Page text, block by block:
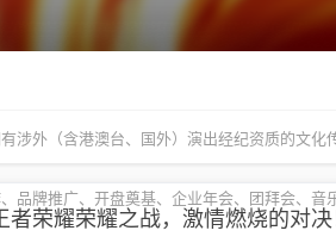
涉外（含港澳台、国外）演出经纪资质的文
牌推广、开盘奠基、企业年会、团拜会、音
者荣耀荣耀之战，激情燃烧的对决